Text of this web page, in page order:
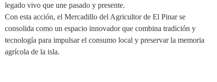
legado vivo que une pasado y presente.
Con esta acción, el Mercadillo del Agricultor de El Pinar se
consolida como un espacio innovador que combina tradición y
tecnología para impulsar el consumo local y preservar la memoria
agrícola de la isla.